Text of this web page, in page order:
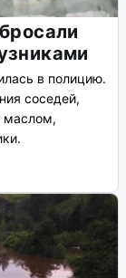
в полицию.
соседей,
маслом,